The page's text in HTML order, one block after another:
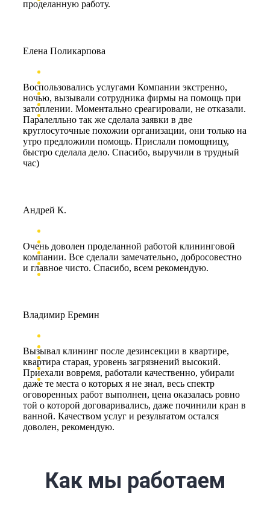
проделанную работу.
Воспользовались услугами Компании экстренно,
ночью, вызывали сотрудника фирмы на помощь при
затоплении. Моментально среагировали, не отказали.
Паралелльно так же сделала заявки в две
круглосуточные похожии организации, они только на
утро предложили помощь. Прислали помощницу,
быстро сделала дело. Спасибо, выручили в трудный
час)
Елена Поликарпова
Очень доволен проделанной работой клининговой
компании. Все сделали замечательно, добросовестно
и главное чисто. Спасибо, всем рекомендую.
Андрей К.
Вызывал клининг после дезинсекции в квартире,
квартира старая, уровень загрязнений высокий.
Приехали вовремя, работали качественно, убирали
даже те места о которых я не знал, весь спектр
оговоренных работ выполнен, цена оказалась ровно
той о которой договаривались, даже починили кран в
ванной. Качеством услуг и результатом остался
доволен, рекомендую.
Владимир Еремин
Как мы работаем